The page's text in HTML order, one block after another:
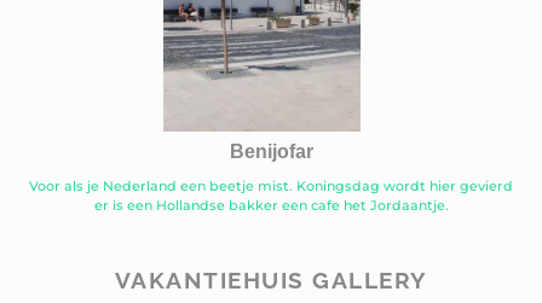
Benijofar
Voor als je Nederland een beetje mist. Koningsdag wordt hier gevierd
er is een Hollandse bakker een cafe het Jordaantje.
VAKANTIEHUIS GALLERY